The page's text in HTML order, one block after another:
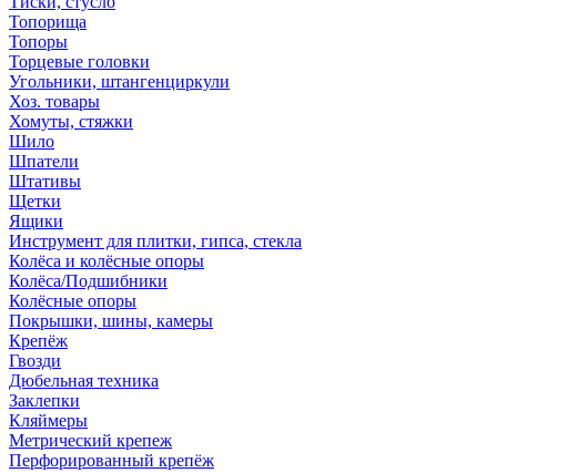
Топорища
Топоры
Торцевые головки
Угольники, штангенциркули
Хоз. товары
Хомуты, стяжки
Шило
Шпатели
Штативы
Щетки
Ящики
Инструмент для плитки, гипса, стекла
Колёса и колёсные опоры
Колёса/Подшибники
Колёсные опоры
Покрышки, шины, камеры
Крепёж
Гвозди
Дюбельная техника
Заклепки
Кляймеры
Метрический крепеж
Перфорированный крепёж